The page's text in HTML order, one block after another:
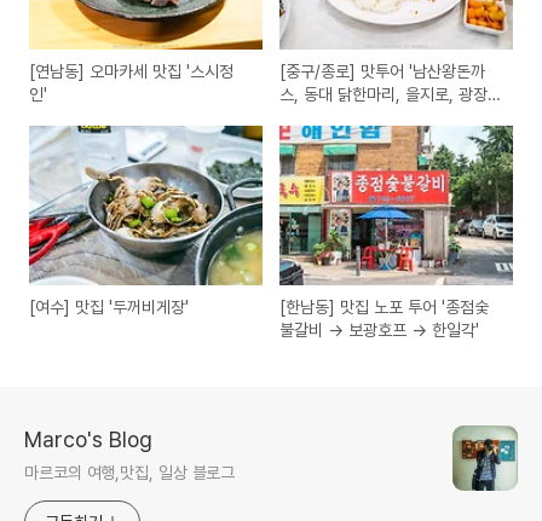
[연남동] 오마카세 맛집 '스시정
인'
[중구/종로] 맛투어 '남산왕돈까
스, 동대 닭한마리, 을지로, 광장
[여수] 맛집 '두꺼비게장'
[한남동] 맛집 노포 투어 '종점숯
불갈비 → 보광호프 → 한일각'
Marco's Blog
마르코의 여행,맛집, 일상 블로그